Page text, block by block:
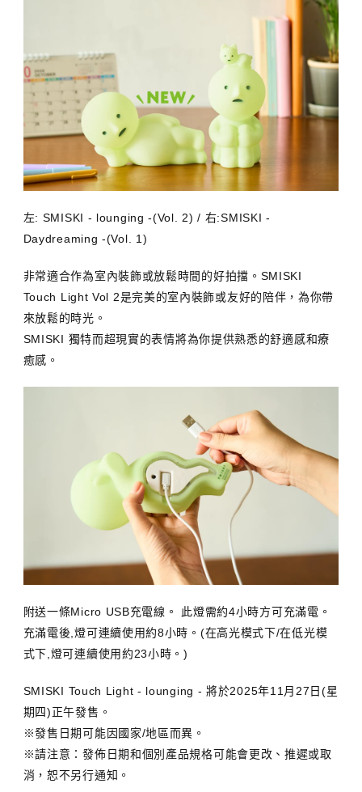
左: SMISKI - lounging -(Vol. 2) / 右:SMISKI -
Daydreaming -(Vol. 1)
非常適合作為室內裝飾或放鬆時間的好拍擋。SMISKI
Touch Light Vol 2是完美的室內裝飾或友好的陪伴，為你帶
來放鬆的時光。
SMISKI 獨特而超現實的表情將為你提供熟悉的舒適感和療
癒感。
附送一條Micro USB充電線。 此燈需約4小時方可充滿電。
充滿電後,燈可連續使用約8小時。(在高光模式下/在低光模
式下,燈可連續使用約23小時。)
SMISKI Touch Light - lounging - 將於2025年11月27日(星
期四)正午發售。
※發售日期可能因國家/地區而異。
※請注意：發佈日期和個別產品規格可能會更改、推遲或取
消，恕不另行通知。